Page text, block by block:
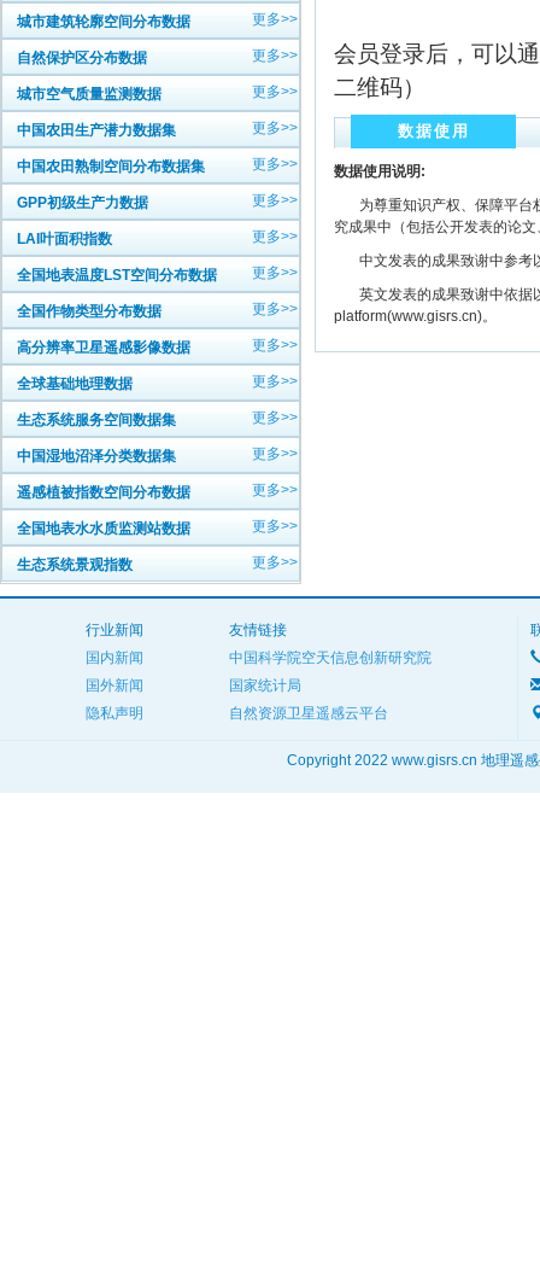
城市建筑轮廓空间分布数据 更多>>
自然保护区分布数据 更多>>
城市空气质量监测数据 更多>>
中国农田生产潜力数据集 更多>>
中国农田熟制空间分布数据集 更多>>
GPP初级生产力数据 更多>>
LAI叶面积指数 更多>>
全国地表温度LST空间分布数据 更多>>
全国作物类型分布数据 更多>>
高分辨率卫星遥感影像数据 更多>>
全球基础地理数据 更多>>
生态系统服务空间数据集 更多>>
中国湿地沼泽分类数据集 更多>>
遥感植被指数空间分布数据 更多>>
全国地表水水质监测站数据 更多>>
生态系统景观指数 更多>>
会员登录后，可以
二维码）
数据使用
数据使用说明:
为尊重知识产权、保障平台
究成果中（包括公开发表的论
中文发表的成果致谢中参考
英文发表的成果致谢中依据
platform(www.gisrs.cn)。
行业新闻
国内新闻
国外新闻
隐私声明
友情链接
中国科学院空天信息创新研究院
国家统计局
自然资源卫星遥感云平台
Copyright 2022 www.gisrs.cn 地理遥